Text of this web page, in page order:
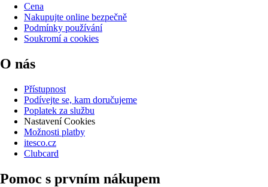
Cena
Nakupujte online bezpečně
Podmínky používání
Soukromí a cookies
O nás
Přístupnost
Podívejte se, kam doručujeme
Poplatek za službu
Nastavení Cookies
Možnosti platby
itesco.cz
Clubcard
Pomoc s prvním nákupem